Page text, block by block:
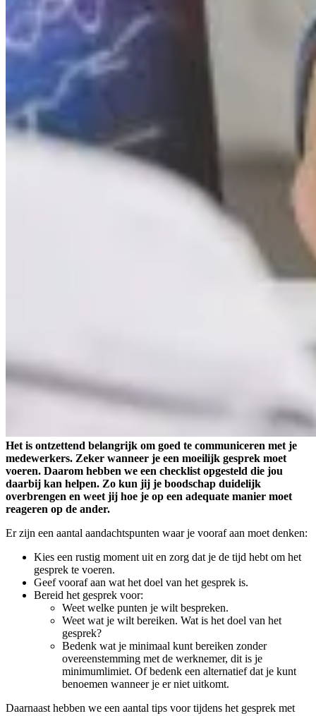
Het is ontzettend belangrijk om goed te communiceren met je
medewerkers. Zeker wanneer je een moeilijk gesprek moet
voeren. Daarom hebben we een checklist opgesteld die jou
daarbij kan helpen. Zo kun jij je boodschap duidelijk
overbrengen en weet jij hoe je op een adequate manier moet
reageren op de ander.
Er zijn een aantal aandachtspunten waar je vooraf aan moet denken:
Kies een rustig moment uit en zorg dat je de tijd hebt om het
gesprek te voeren.
Geef vooraf aan wat het doel van het gesprek is.
Bereid het gesprek voor:
Weet welke punten je wilt bespreken.
Weet wat je wilt bereiken. Wat is het doel van het
gesprek?
Bedenk wat je minimaal kunt bereiken zonder
overeenstemming met de werknemer, dit is je
minimumlimiet. Of bedenk een alternatief dat je kunt
benoemen wanneer je er niet uitkomt.
Daarnaast hebben we een aantal tips voor tijdens het gesprek met